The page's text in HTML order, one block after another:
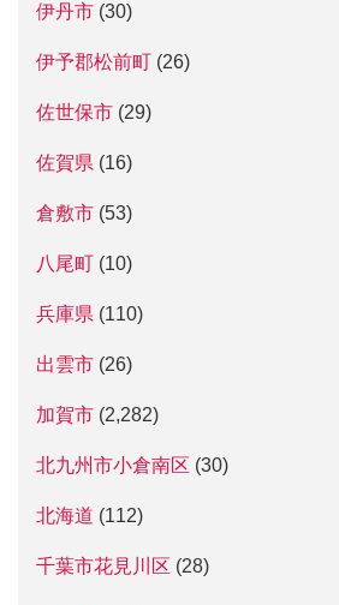
伊丹市 (30)
伊予郡松前町 (26)
佐世保市 (29)
佐賀県 (16)
倉敷市 (53)
八尾町 (10)
兵庫県 (110)
出雲市 (26)
加賀市 (2,282)
北九州市小倉南区 (30)
北海道 (112)
千葉市花見川区 (28)